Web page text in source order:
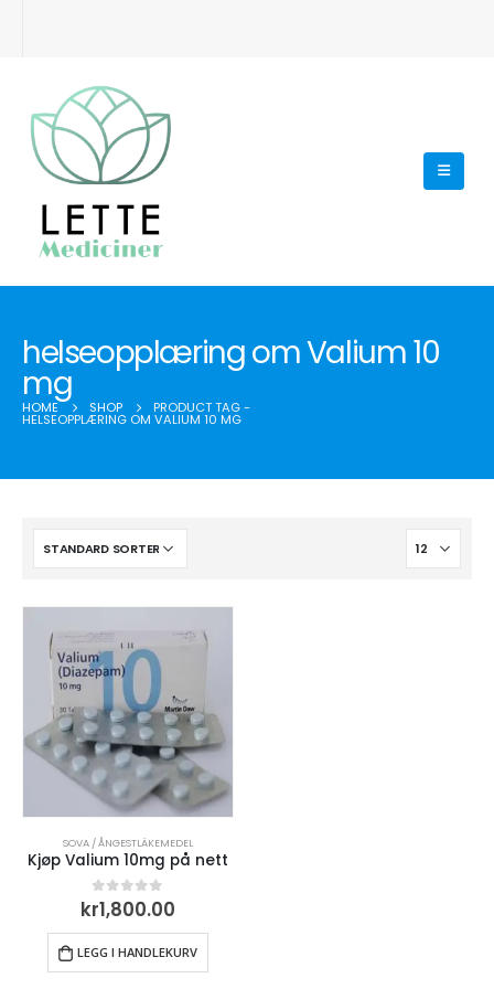
helseopplæring om Valium 10
mg
HOME SHOP PRODUCT TAG -
HELSEOPPLÆRING OM VALIUM 10 MG
SOVA / ÅNGESTLÄKEMEDEL
Kjøp Valium 10mg på nett
0out of 5
kr1,800.00
LEGG I HANDLEKURV